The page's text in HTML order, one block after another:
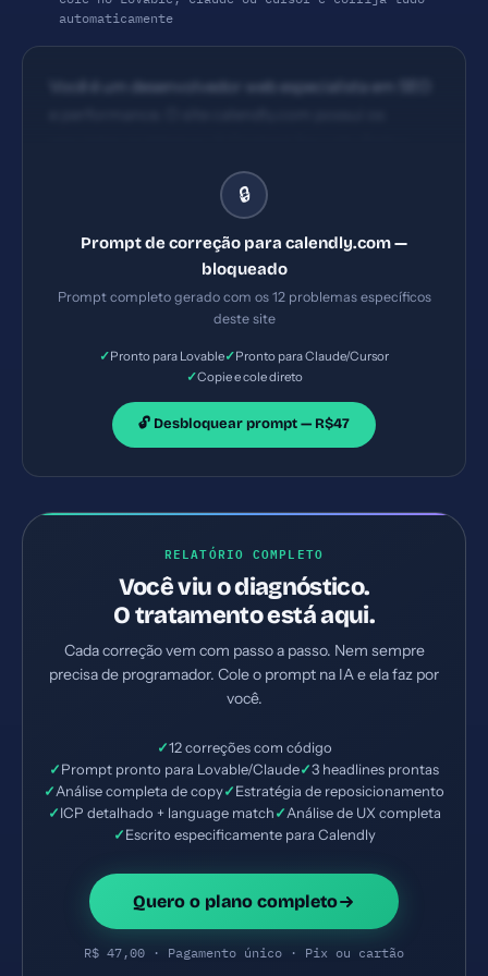
automaticamente
Você é um desenvolvedor web especialista em SEO
ausente 2) X-Frame-Options ausente 3) Referrer-
Policy ausente 4) Permissions-Policy ausente.
os arquivos necessários e configurações de servidor.
Priorize as correções críticas primeiro.
🔒
Prompt de correção para calendly.com —
bloqueado
Prompt completo gerado com os 12 problemas específicos
deste site
✓Pronto para Lovable✓Pronto para Claude/Cursor
✓Copie e cole direto
🔓 Desbloquear prompt — R$47
RELATÓRIO COMPLETO
Você viu o diagnóstico.
O tratamento está aqui.
Cada correção vem com passo a passo. Nem sempre
precisa de programador. Cole o prompt na IA e ela faz por
você.
✓12 correções com código
✓Prompt pronto para Lovable/Claude✓3 headlines prontas
✓Análise completa de copy✓Estratégia de reposicionamento
✓ICP detalhado + language match✓Análise de UX completa
✓Escrito especificamente para Calendly
Quero o plano completo
R$ 47,00 · Pagamento único · Pix ou cartão